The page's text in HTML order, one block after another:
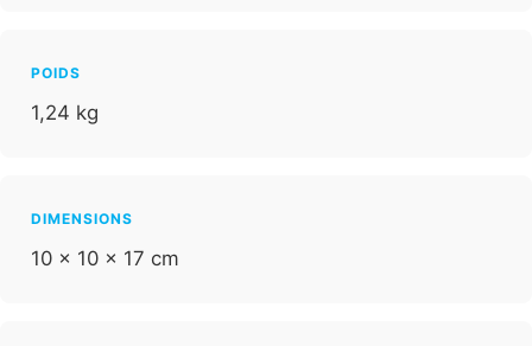
POIDS
1,24 kg
DIMENSIONS
10 × 10 × 17 cm